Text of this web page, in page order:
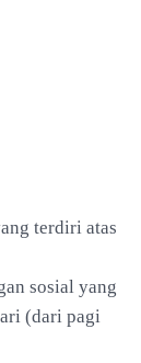
terdiri atas
sosial yang
(dari pagi